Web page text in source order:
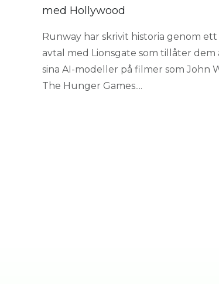
med Hollywood
Runway har skrivit historia genom
avtal med Lionsgate som tillåter dem
sina AI-modeller på filmer som John
The Hunger Games....